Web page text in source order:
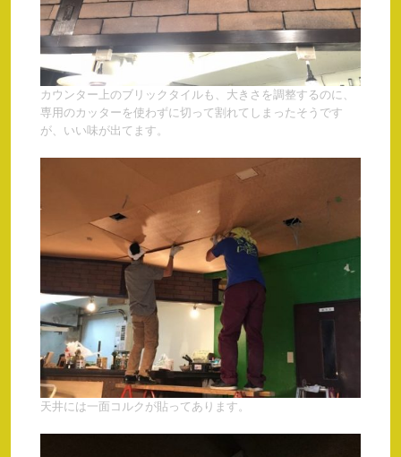
カウンター上のブリックタイルも、大きさを調整するのに、
専用のカッターを使わずに切って割れてしまったそうです
が、いい味が出てます。
天井には一面コルクが貼ってあります。